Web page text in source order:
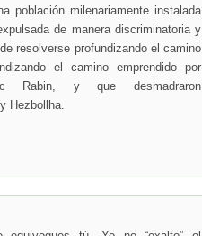
población milenariamente instalada
de manera discriminatoria y
resolverse profundizando el camino
el camino emprendido por
Rabin, y que desmadraron
Hezbollha.